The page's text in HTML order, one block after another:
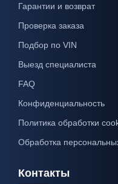
Гарантии и возврат
Проверка заказа
Подбор по VIN
Выезд специалиста
FAQ
Конфиденциальность
Политика обработки
Обработка
Контакты